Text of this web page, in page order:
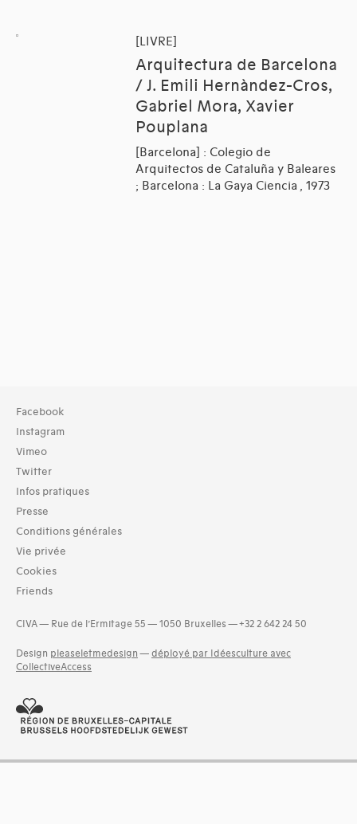
[LIVRE]
Arquitectura de Barcelona
/ J. Emili Hernàndez-Cros,
Gabriel Mora, Xavier
Pouplana
[Barcelona] : Colegio de
Arquitectos de Cataluña y Baleares
; Barcelona : La Gaya Ciencia , 1973
Facebook
Instagram
Vimeo
Twitter
Infos pratiques
Presse
Conditions générales
Vie privée
Cookies
Friends
CIVA — Rue de l’Ermitage 55 — 1050 Bruxelles — +32 2 642 24 50
Design pleaseletmedesign — déployé par Idéesculture avec
CollectiveAccess